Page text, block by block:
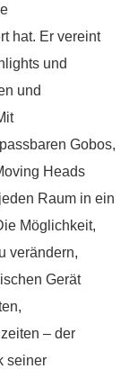
hat. Er vereint
und
und
Gobos,
Heads
Raum in ein
Möglichkeit,
verändern,
Gerät
– der
seiner